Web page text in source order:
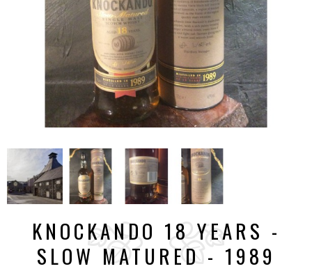
KNOCKANDO 18 YEARS -
SLOW MATURED - 1989